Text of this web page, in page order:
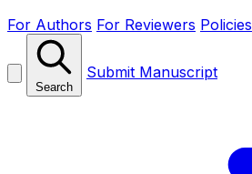
For Authors For Reviewers Policies
Search
Submit Manuscript